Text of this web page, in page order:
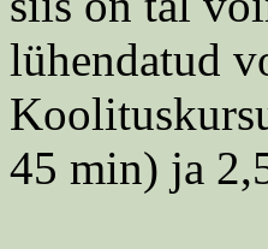
lühendatud
45 min) ja